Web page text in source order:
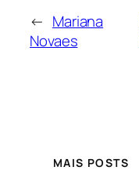
← Mariana
Novaes
MAIS POSTS